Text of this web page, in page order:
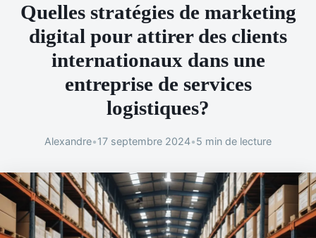
Quelles stratégies de marketing
digital pour attirer des clients
internationaux dans une
entreprise de services
logistiques?
Alexandre•17 septembre 2024•5 min de lecture